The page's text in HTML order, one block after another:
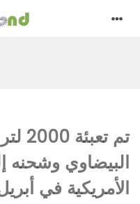
تم
البيضاوي وشحنه
الأمريكية في أبريل